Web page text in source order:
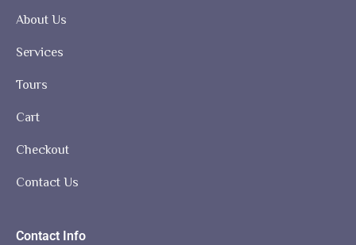
About Us
Services
Tours
Cart
Checkout
Contact Us
Contact Info